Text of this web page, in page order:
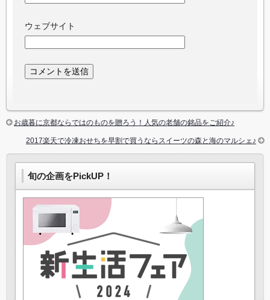
ウェブサイト
お歳暮に京都ならではのものを贈ろう！人気の老舗の銘品をご紹介♪
2017楽天で冷凍おせちを早割で買うならスイーツの森と海のマルシェ♪
旬の企画をPickUP！